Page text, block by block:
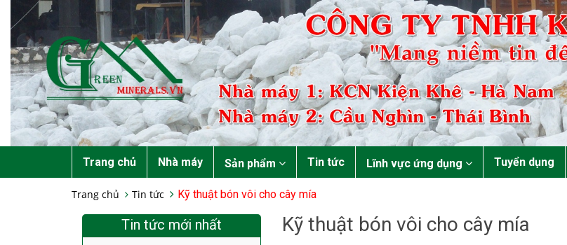
Trang chủ Nhà máy Sản phẩm Tin tức Lĩnh vực ứng dụng Tuyển dụng
Trang chủ Tin tức Kỹ thuật bón vôi cho cây mía
Kỹ thuật bón vôi cho cây mía
Tin tức mới nhất